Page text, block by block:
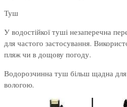
Туш
У водостійкої туші незаперечна
для частого застосування.
пляж чи в дощову погоду.
Водорозчинна туш більш щадна для
вологою.